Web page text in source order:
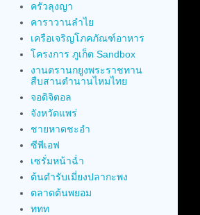
ครัวลุงญา
คาราวานลำไย
เครือเจริญโภคภัณฑ์อาหาร
โครงการ ภูเก็ต Sandbox
งานตรานกยูงพระราชทาน
สืบสานตำนานไหมไทย
จอดิจิตอล
จังหวัดแพร่
ชายหาดชะอำ
ซีพีเอฟ
เซรั่มหน้าฉ่ำ
ต้นตำรับเมี่ยงปลากะพง
ตลาดต้นพยอม
ททท